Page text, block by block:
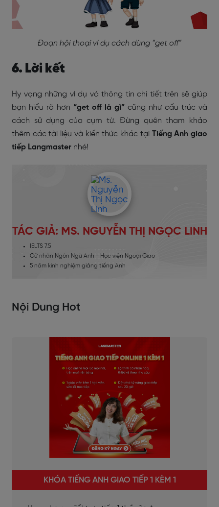
Đoạn hội thoại ví dụ cách dùng “get off”
6. Lời kết
Hy vọng những ví dụ và thông tin chi tiết trên sẽ giúp
bạn hiểu rõ hơn “get off là gì” cũng như cấu trúc và
cách sử dụng của cụm từ. Đừng quên tham khảo
thêm các tài liệu và kiến thức khác tại Tiếng Anh giao
tiếp Langmaster nhé!
TÁC GIẢ: MS. NGUYỄN THỊ NGỌC LINH
IELTS 7.5
Cử nhân Ngôn Ngữ Anh - Học viện Ngoại Giao
5 năm kinh nghiệm giảng tiếng Anh
Nội Dung Hot
KHÓA TIẾNG ANH GIAO TIẾP 1 KÈM 1